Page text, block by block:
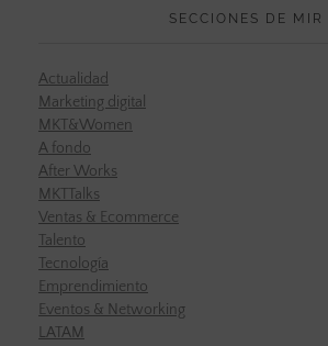
SECCIONES DE MIR
Actualidad
Marketing digital
MKT&Women
A fondo
After Works
MKTTalks
Ventas & Ecommerce
Talento
Tecnología
Emprendimiento
Eventos & Networking
LATAM